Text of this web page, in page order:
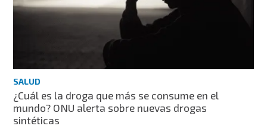
SALUD
¿Cuál es la droga que más se consume en el
mundo? ONU alerta sobre nuevas drogas
sintéticas